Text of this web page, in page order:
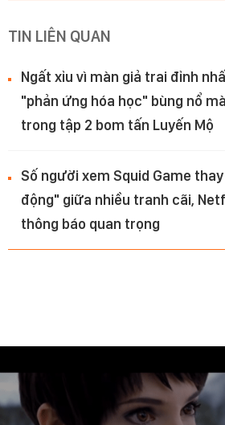
TIN LIÊN QUAN
Ngất xỉu vì màn giả trai đỉnh
"phản ứng hóa học" bùng nổ
trong tập 2 bom tấn Luyến Mộ
Số người xem Squid Game
động" giữa nhiều tranh cãi,
thông báo quan trọng